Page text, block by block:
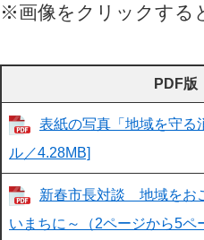
※画像をクリックする
PDF版
表紙の写真「地域を守る
ル／4.28MB]
新春市長対談 地域をお
いまちに～（2ページから5ペ